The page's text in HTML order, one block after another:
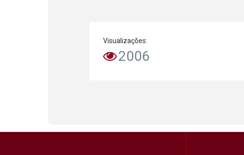
Visualizações:
2006